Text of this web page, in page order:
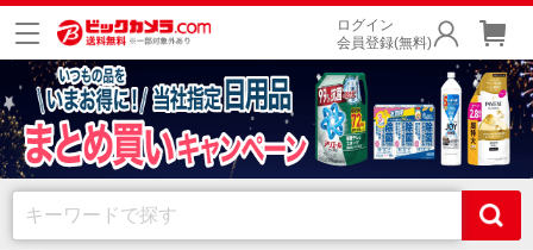
ログイン
会員登録(無料)